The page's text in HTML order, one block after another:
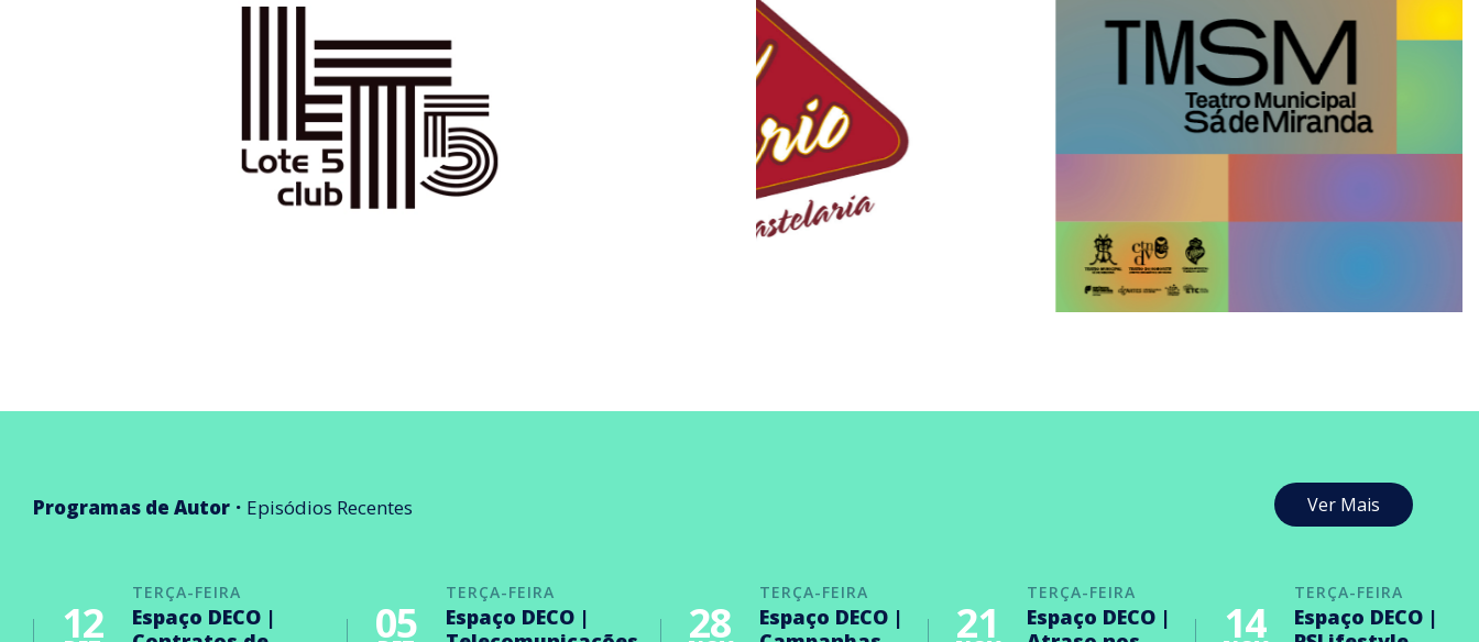
Programas de Autor Episódios Recentes Ver Mais
TERÇA-FEIRA
12
Espaço DECO |
TERÇA-FEIRA
05
Espaço DECO |
TERÇA-FEIRA
28
Espaço DECO |
TERÇA-FEIRA
21
Espaço DECO |
TERÇA-FEIRA
14
Espaço DECO |